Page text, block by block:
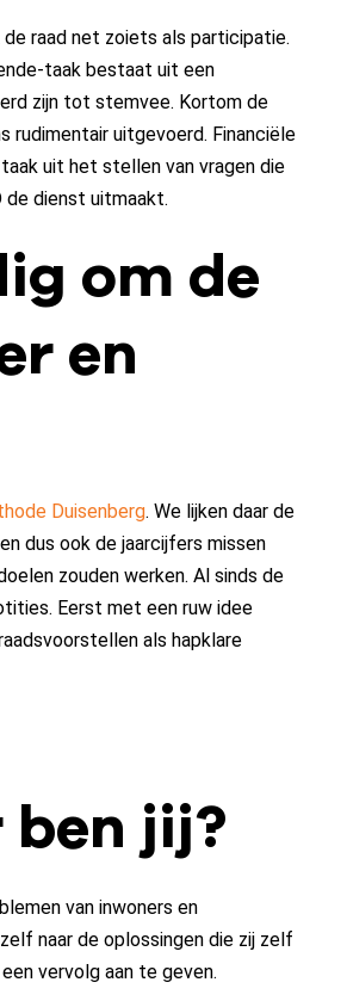
raad net zoiets als participatie.
taak bestaat uit een
zijn tot stemvee. Kortom de
uitgevoerd. Financiële
uit het stellen van vragen die
de dienst uitmaakt.
om de
en
Duisenberg. We lijken daar de
dus ook de jaarcijfers missen
zouden werken. Al sinds de
Eerst met een ruw idee
als hapklare
jij?
van inwoners en
naar de oplossingen die zij zelf
vervolg aan te geven.